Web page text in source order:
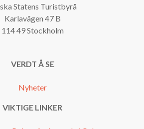
Statens Turistbyrå
Karlavägen 47 B
114 49 Stockholm
VERDT Å SE
Nyheter
VIKTIGE LINKER